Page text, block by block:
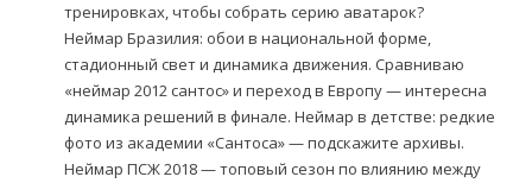
тренировках, чтобы собрать серию аватарок?
Неймар Бразилия: обои в национальной форме,
стадионный свет и динамика движения. Сравниваю
«неймар 2012 сантос» и переход в Европу — интересна
динамика решений в финале. Неймар в детстве: редкие
фото из академии «Сантоса» — подскажите архивы.
Неймар ПСЖ 2018 — топовый сезон по влиянию между